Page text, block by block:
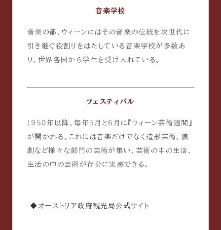
音楽学校
音楽の都、ウィーンにはその音楽の伝統を次世代に
引き継ぐ役割りをはたしている音楽学校が多数あ
り、世界各国から学生を受け入れている。
フェスティバル
1950年以降、毎年5月と6月に『ウィーン芸術週間』
が開かれる。これには音楽だけでなく造形芸術、演
劇など様々な部門の芸術が集い、芸術の中の生活、
生活の中の芸術が存分に実感できる。
◆オーストリア政府観光局公式サイト